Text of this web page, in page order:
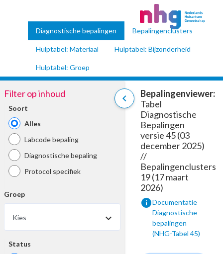
Diagnostische bepalingen Bepalingenclusters
Hulptabel: Materiaal Hulptabel: Bijzonderheid
Hulptabel: Groep
chevron_left
Filter op inhoud
Soort
Alles
Labcode bepaling
Diagnostische bepaling
Protocol specifiek
Groep
Kies
Status
Bepalingenviewer:
Tabel
Diagnostische
Bepalingen
versie 45 (03
december 2025)
//
Bepalingenclusters
19 (17 maart
2026)
infoDocumentatie
Diagnostische
bepalingen
(NHG-Tabel 45)